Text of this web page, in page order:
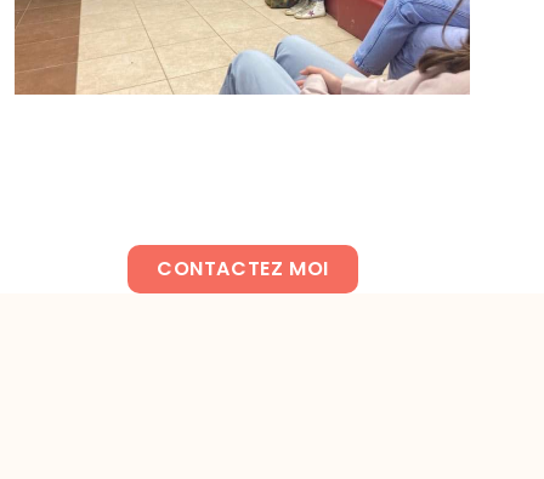
CONTACTEZ MOI